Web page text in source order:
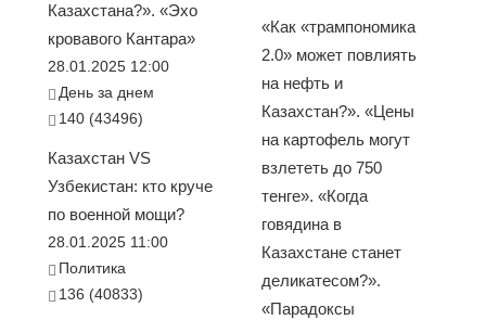
Казахстана?». «Эхо
кровавого Кантара»
28.01.2025 12:00
День за днем
140 (43496)
Казахстан VS
Узбекистан: кто круче
по военной мощи?
28.01.2025 11:00
Политика
136 (40833)
«Как «трампономика
2.0» может повлиять
на нефть и
Казахстан?». «Цены
на картофель могут
взлететь до 750
тенге». «Когда
говядина в
Казахстане станет
деликатесом?».
«Парадоксы